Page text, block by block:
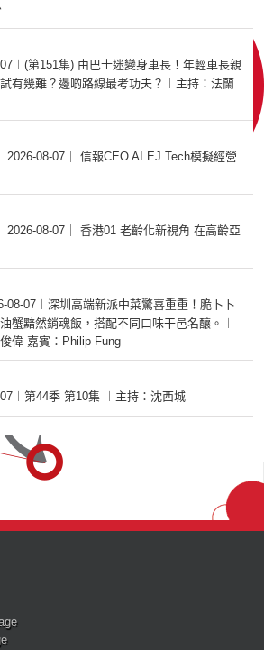
07︱(第151集) 由巴士迷變身車長！年輕車長親
有幾難？邊啲路線最考功夫？︱主持：法蘭
2026-08-07｜ 信報CEO AI EJ Tech模擬經營
2026-08-07｜ 香港01 老齡化新視角 在高齡亞
08-07︱深圳高端新派中菜驚喜重重！脆卜卜
蟹黯然銷魂飯，搭配不同口味干邑名釀。︱
偉 嘉賓：Philip Fung
07︱第44季 第10集 ︱主持：沈西城